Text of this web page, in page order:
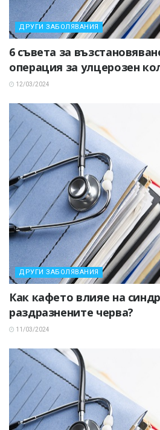
ДРУГИ ЗАБОЛЯВАНИЯ
6 съвета за
операция за улцерозен
12/03/2024
ДРУГИ ЗАБОЛЯВАНИЯ
Как кафето влияе на
раздразнените черва?
11/03/2024